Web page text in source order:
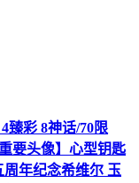
臻彩 8神话/70限
要头像】心型钥匙
年纪念希维尔 玉